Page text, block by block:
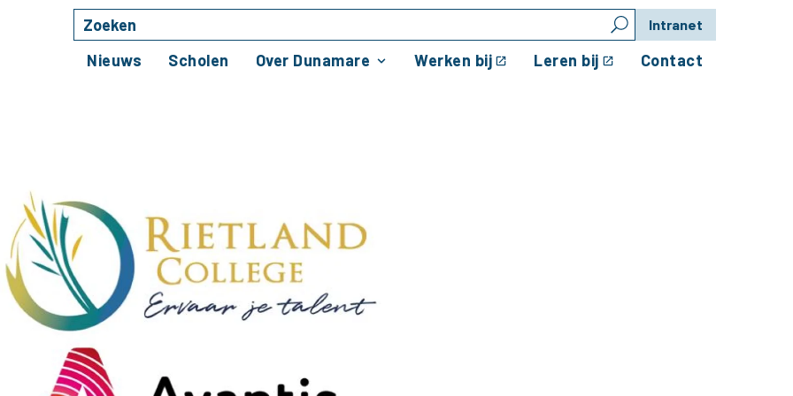
Zoeken Intranet
Nieuws Scholen Over Dunamare Werken bij Leren bij Contact